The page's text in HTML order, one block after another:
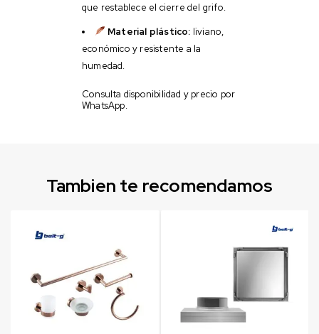
que restablece el cierre del grifo.
Material plástico: liviano,
económico y resistente a la
humedad.
Consulta disponibilidad y precio por
WhatsApp.
Tambien te recomendamos